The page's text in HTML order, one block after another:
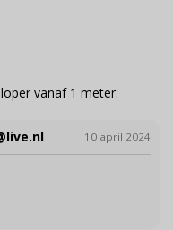
vanaf 1 meter.
10 april 2024